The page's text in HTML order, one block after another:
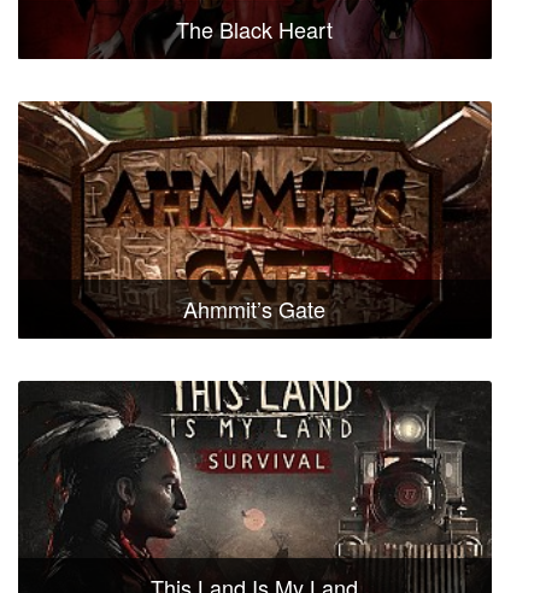
The Black Heart
Ahmmit’s Gate